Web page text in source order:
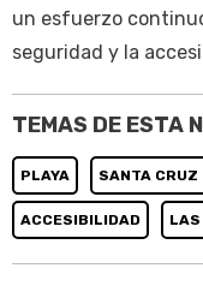
un esfuerzo
seguridad y la
TEMAS DE ESTA
PLAYA SANTA CRUZ
ACCESIBILIDAD LAS